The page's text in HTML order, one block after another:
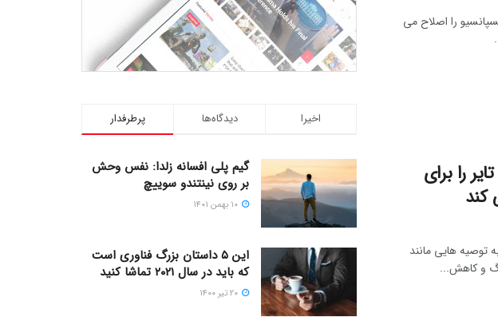
را اصلاح می
را برای
توصیه هایی مانند
و کاهش...
پرطرفدار دیدگاه‌ها اخیرا
گیم پلی افسانه زلدا: نفس وحش
بر روی نینتندو سوییچ
این ۵ داستان بزرگ فناوری است
که باید در سال ۲۰۲۱ تماشا کنید